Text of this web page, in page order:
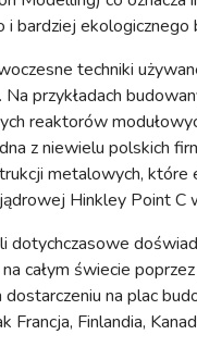
i bardziej ekologicznego
techniki
przykładach
reaktorów
z niewielu polskich
metalowych, które
Hinkley Point C
dotychczasowe
całym świecie
dostarczeniu na plac
Francja, Finlandia,